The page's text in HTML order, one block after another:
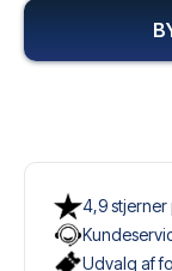
4,9 stjerner
Udvalg af